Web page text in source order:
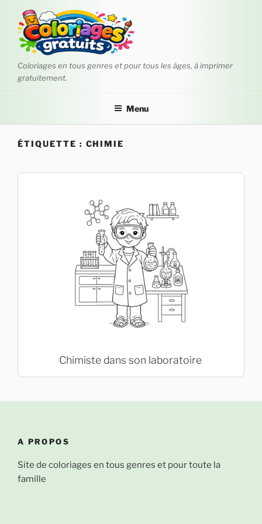
contenu
principal
Coloriages en tous genres et pour tous les âges, à imprimer
gratuitement.
Menu
ÉTIQUETTE : CHIMIE
Chimiste dans son laboratoire
A PROPOS
Site de coloriages en tous genres et pour toute la
famille